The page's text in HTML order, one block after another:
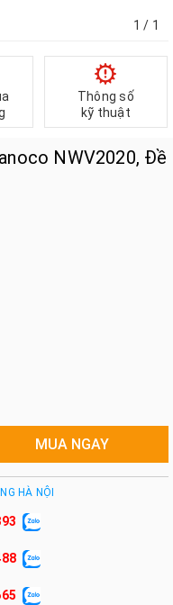
1 / 1
Thông số
kỹ thuật
NWV2020, Đề
MUA NGAY
HÀ NỘI